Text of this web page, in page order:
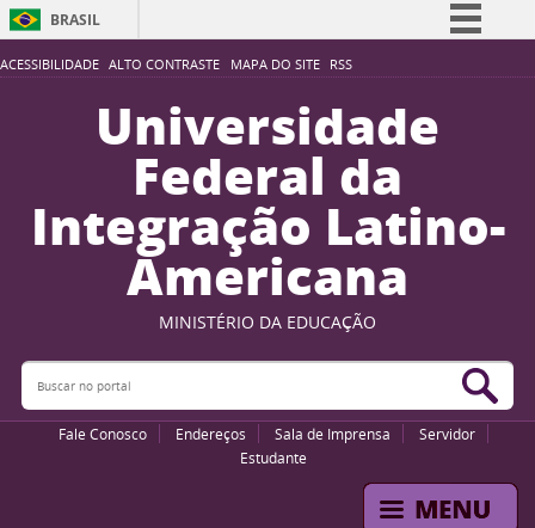
ACESSIBILIDADE ALTO CONTRASTE MAPA DO SITE RSS
BRASIL
Simplifique!
Participe
Acesso à informação
Legislação
Canais
Universidade
Federal da
Integração Latino-
Americana
MINISTÉRIO DA EDUCAÇÃO
Buscar no portal
Fale Conosco Endereços Sala de Imprensa
Servidor
Estudante